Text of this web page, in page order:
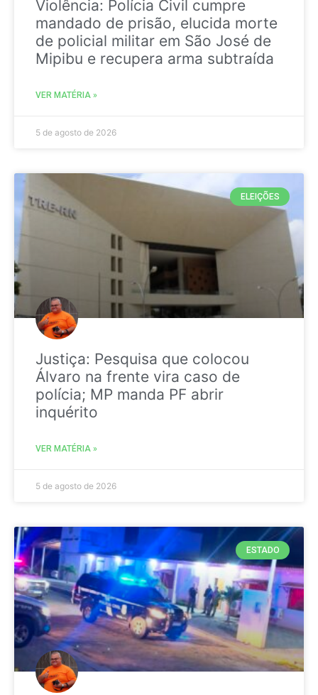
Violência: Polícia Civil cumpre
mandado de prisão, elucida morte
de policial militar em São José de
Mipibu e recupera arma subtraída
VER MATÉRIA »
5 de agosto de 2026
ELEIÇÕES
Justiça: Pesquisa que colocou
Álvaro na frente vira caso de
polícia; MP manda PF abrir
inquérito
VER MATÉRIA »
5 de agosto de 2026
ESTADO